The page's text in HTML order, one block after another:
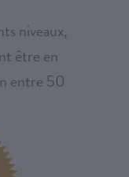
niveaux,
être en
entre 50